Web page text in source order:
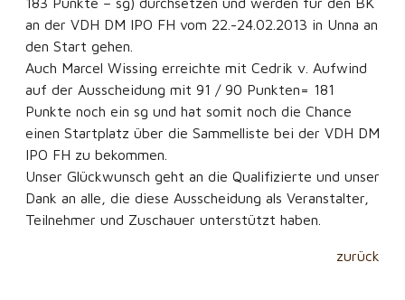
zurück
an der VDH DM IPO FH vom 22.-24.02.2013 in Unna an
den Start gehen.
Auch Marcel Wissing erreichte mit Cedrik v. Aufwind
auf der Ausscheidung mit 91 / 90 Punkten= 181
Punkte noch ein sg und hat somit noch die Chance
einen Startplatz über die Sammelliste bei der VDH DM
IPO FH zu bekommen.
Unser Glückwunsch geht an die Qualifizierte und unser
Dank an alle, die diese Ausscheidung als Veranstalter,
Teilnehmer und Zuschauer unterstützt haben.